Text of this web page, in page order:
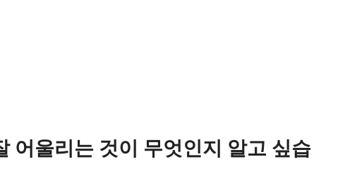
어울리는 것이 무엇인지 알고 싶습